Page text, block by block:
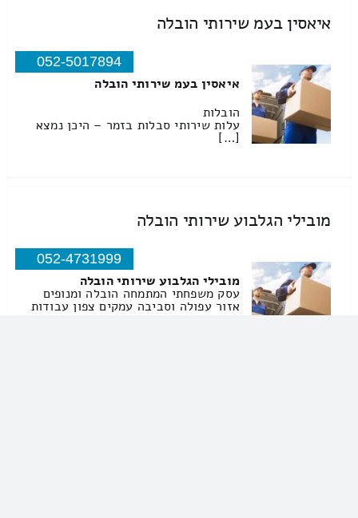
איאסין בעמ שירותי הובלה
052-5017894
איאסין בעמ שירותי הובלה
הובלות
עלות שירותי סבלות בזמר – היכן נמצא
[…]
מובילי הגלבוע שירותי הובלה
052-4731999
מובילי הגלבוע שירותי הובלה
עסק משפחתי המתמחה הובלה ומנופים
אזור עפולה וסביבה עמקים צפון עבודות